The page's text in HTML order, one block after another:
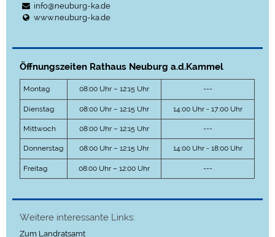
info@neuburg-ka.de
www.neuburg-ka.de
Öffnungszeiten Rathaus Neuburg a.d.Kammel
Montag 08:00 Uhr – 12:15 Uhr ---
Dienstag 08:00 Uhr – 12:15 Uhr 14:00 Uhr - 17:00 Uhr
Mittwoch 08:00 Uhr – 12:15 Uhr ---
Donnerstag 08:00 Uhr – 12:15 Uhr 14:00 Uhr - 18:00 Uhr
Freitag 08:00 Uhr – 12:00 Uhr ---
Weitere interessante Links:
Zum Landratsamt